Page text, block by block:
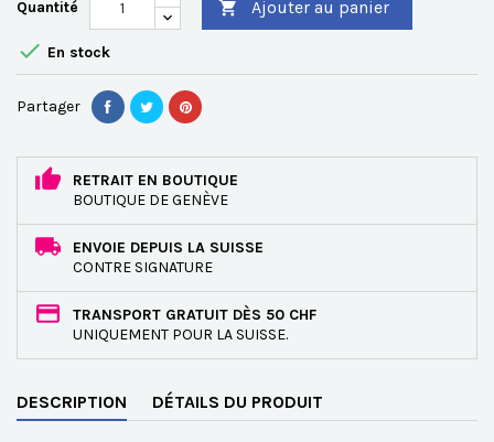
Quantité  Ajouter au panier
 En stock
Partager
RETRAIT EN BOUTIQUE
BOUTIQUE DE GENÈVE
ENVOIE DEPUIS LA SUISSE
CONTRE SIGNATURE
TRANSPORT GRATUIT DÈS 50 CHF
UNIQUEMENT POUR LA SUISSE.
DESCRIPTION DÉTAILS DU PRODUIT